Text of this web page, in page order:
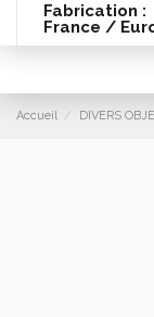
Fabrication :
France /
Accueil DIVERS